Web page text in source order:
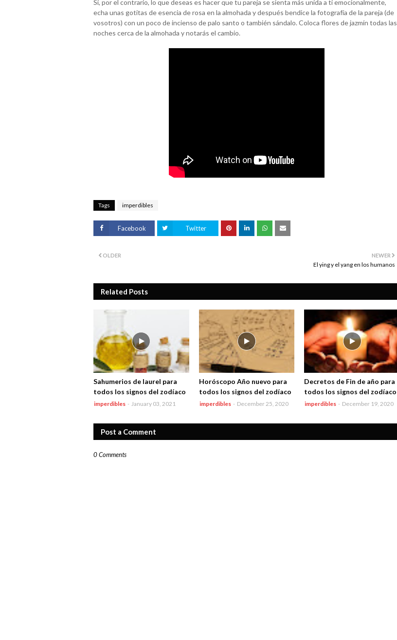
Si, por el contrario, lo que deseas es hacer que tu pareja se sienta más unida a ti emocionalmente,
echa unas gotitas de esencia de rosa en la almohada y después bendice la fotografía de la pareja (de
vosotros) con un poco de incienso de palo santo o también sándalo. Coloca flores de jazmín todas las
noches cerca de la almohada y notarás el cambio.
Tags imperdibles
Facebook Twitter
NEWER
El ying y el yang en los humanos
OLDER
Related Posts
Sahumerios de laurel para
todos los signos del zodíaco
imperdibles - January 03, 2021
Horóscopo Año nuevo para
todos los signos del zodíaco
imperdibles - December 25, 2020
Decretos de Fin de año para
todos los signos del zodíaco
imperdibles - December 19, 2020
Post a Comment
0 Comments